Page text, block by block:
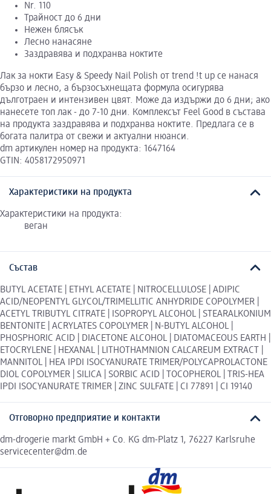
Nr. 110
Трайност до 6 дни
Нежен блясък
Лесно нанасяне
Заздравява и подхранва ноктите
Лак за нокти Easy & Speedy Nail Polish от trend !t up се нанася
бързо и лесно, а бързосъхнещата формула осигурява
дълготраен и интензивен цвят. Може да издържи до 6 дни; ако
нанесете топ лак - до 7-10 дни. Комплексът Feel Good в състава
на продукта заздравява и подхранва ноктите. Предлага се в
богата палитра от свежи и актуални нюанси.
dm артикулен номер на продукта: 1647164
GTIN: 4058172950971
Характеристики на продукта
Характеристики на продукта:
веган
Състав
BUTYL ACETATE | ETHYL ACETATE | NITROCELLULOSE | ADIPIC
ACID/NEOPENTYL GLYCOL/TRIMELLITIC ANHYDRIDE COPOLYMER |
ACETYL TRIBUTYL CITRATE | ISOPROPYL ALCOHOL | STEARALKONIUM
BENTONITE | ACRYLATES COPOLYMER | N-BUTYL ALCOHOL |
PHOSPHORIC ACID | DIACETONE ALCOHOL | DIATOMACEOUS EARTH |
ETOCRYLENE | HEXANAL | LITHOTHAMNION CALCAREUM EXTRACT |
MANNITOL | HEA IPDI ISOCYANURATE TRIMER/POLYCAPROLACTONE
DIOL COPOLYMER | SILICA | SORBIC ACID | TOCOPHEROL | TRIS-HEA
IPDI ISOCYANURATE TRIMER | ZINC SULFATE | CI 77891 | CI 19140
Отговорно предприятие и контакти
dm-drogerie markt GmbH + Co. KG dm-Platz 1, 76227 Karlsruhe
servicecenter@dm.de